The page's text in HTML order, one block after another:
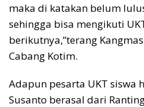
maka di katakan belum
sehingga bisa mengikuti
berikutnya,”terang
Cabang Kotim.
Adapun pesarta UKT siswa
Susanto berasal dari